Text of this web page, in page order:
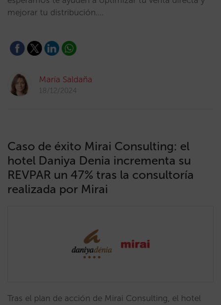
mejorar tu distribución.…
María Saldaña
18/12/2024
Caso de éxito Mirai Consulting: el
hotel Daniya Denia incrementa su
REVPAR un 47% tras la consultoría
realizada por Mirai
Tras el plan de acción de Mirai Consulting, el hotel